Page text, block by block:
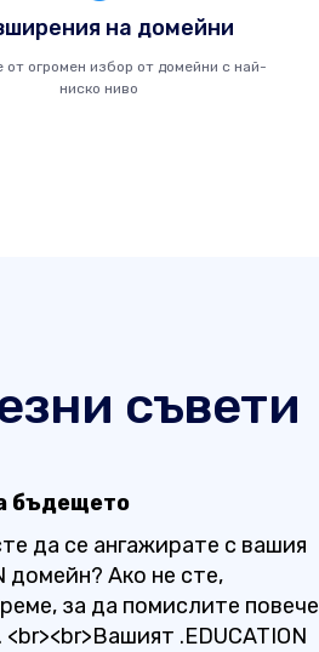
на домейни
от огромен избор от домейни с най-
ниско ниво
съвети
бъдещето
да се ангажирате с вашия
домейн? Ако не сте,
за да помислите повече
.EDUCATION